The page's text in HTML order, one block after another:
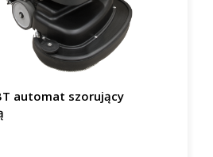
automat szorujący